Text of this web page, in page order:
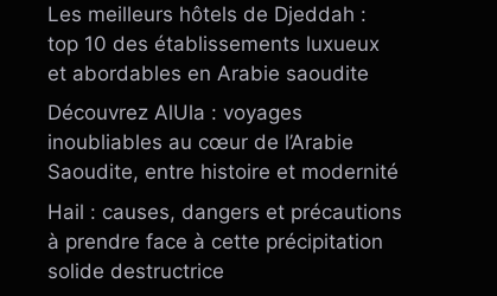
Les meilleurs hôtels de Djeddah :
top 10 des établissements luxueux
et abordables en Arabie saoudite
Découvrez AlUla : voyages
inoubliables au cœur de l’Arabie
Saoudite, entre histoire et modernité
Hail : causes, dangers et précautions
à prendre face à cette précipitation
solide destructrice